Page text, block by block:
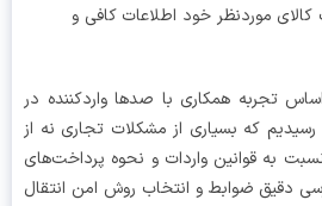
موردنظر خود اطلاعات کافی و
همکاری با صدها واردکننده در
که بسیاری از مشکلات تجاری نه از
قوانین واردات و نحوه پرداخت‌های
ضوابط و انتخاب روش امن انتقال